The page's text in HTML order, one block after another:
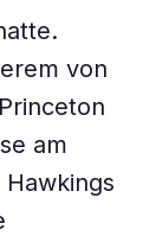
von
am
Hawkings